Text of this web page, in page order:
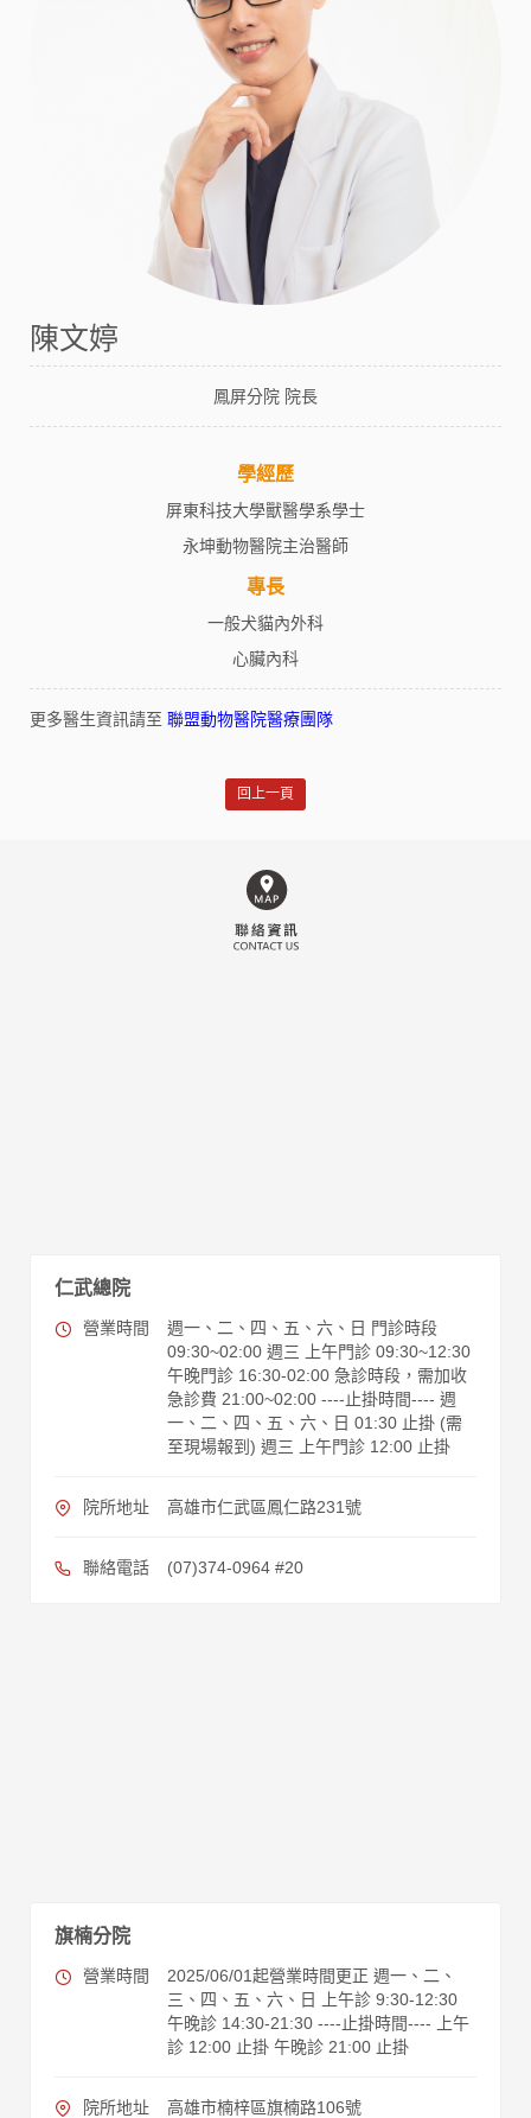
陳文婷
鳳屏分院 院長
學經歷
屏東科技大學獸醫學系學士
永坤動物醫院主治醫師
專長
一般犬貓內外科
心臟內科
更多醫生資訊請至 聯盟動物醫院醫療團隊
回上一頁
仁武總院
營業時間
週一、二、四、五、六、日 門診時段
09:30~02:00 週三 上午門診 09:30~12:30
午晚門診 16:30-02:00 急診時段，需加收
急診費 21:00~02:00 ----止掛時間---- 週
一、二、四、五、六、日 01:30 止掛 (需
至現場報到) 週三 上午門診 12:00 止掛
院所地址 高雄市仁武區鳳仁路231號
聯絡電話 (07)374-0964 #20
旗楠分院
營業時間
2025/06/01起營業時間更正 週一、二、
三、四、五、六、日 上午診 9:30-12:30
午晚診 14:30-21:30 ----止掛時間---- 上午
診 12:00 止掛 午晚診 21:00 止掛
院所地址 高雄市楠梓區旗楠路106號